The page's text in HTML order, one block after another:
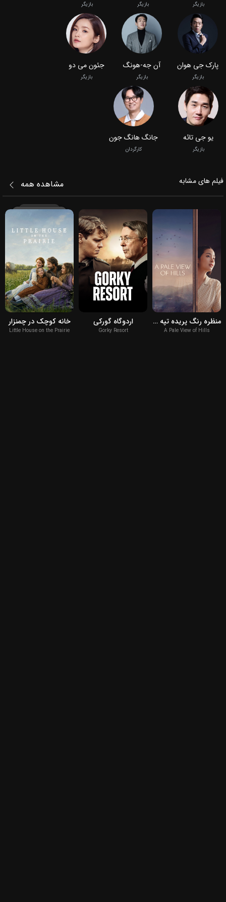
بازیگر بازیگر بازیگر
پارک جی هوان
بازیگر
آن جه-هونگ
بازیگر
جئون می دو
بازیگر
یو جی تائه
بازیگر
جانگ هانگ جون
کارگردان
فیلم‌ های مشابه مشاهده همه
2025
منظره رنگ پریده تپه ها
A Pale View of Hills
2026
اردوگاه گورکی
Gorky Resort
2026
خانه کوچک در چمنزار
Little House on the Prairie